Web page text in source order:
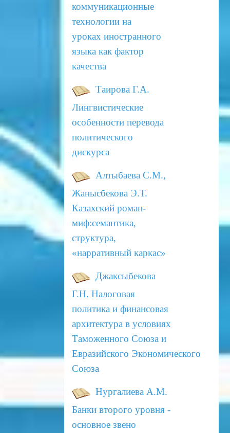
коммуникационные
технологии на
уроках иностранного
языка как фактор
качества
Таирова Г.А.
Лингвистические
особенности перевода
политического
дискурса
Алтыбаева С.М.,
Жанысбекова Э.Т.
Казахский роман-
миф:семантика,
структура,
«нарративный каркас»
Джаксыбекова
Г.Н. Налоговая
политика и финансовая
архитектура в условиях
Таможенного Союза и
Евразийского Экономического
Союза
Нургалиева А.М.
Банки второго уровня -
основное звено